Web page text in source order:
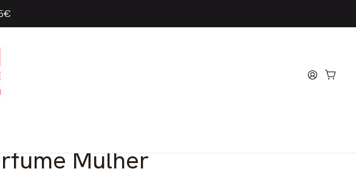
Beverly Hills G Woman
de Parfum
Mulher